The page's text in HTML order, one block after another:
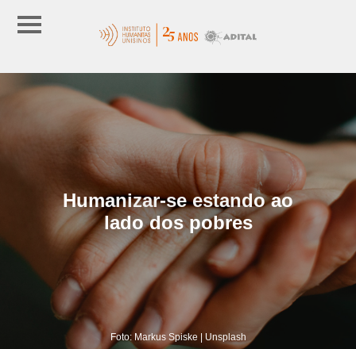
Humanizar-se estando ao
lado dos pobres
Foto: Markus Spiske | Unsplash